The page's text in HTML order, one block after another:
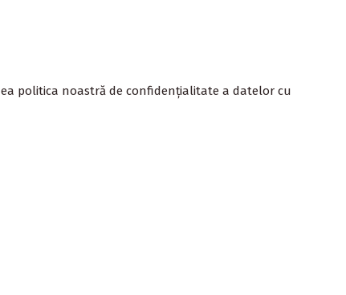
politica noastră de confidențialitate a datelor cu